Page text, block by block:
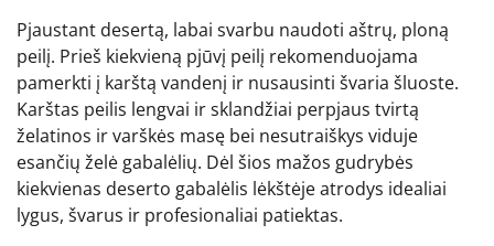
Pjaustant desertą, labai svarbu naudoti aštrų, ploną
peilį. Prieš kiekvieną pjūvį peilį rekomenduojama
pamerkti į karštą vandenį ir nusausinti švaria šluoste.
Karštas peilis lengvai ir sklandžiai perpjaus tvirtą
želatinos ir varškės masę bei nesutraiškys viduje
esančių želė gabalėlių. Dėl šios mažos gudrybės
kiekvienas deserto gabalėlis lėkštėje atrodys idealiai
lygus, švarus ir profesionaliai patiektas.